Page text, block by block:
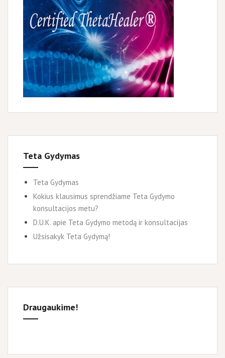
Teta Gydymas
Teta Gydymas
Kokius klausimus sprendžiame Teta Gydymo
konsultacijos metu?
D.U.K. apie Teta Gydymo metodą ir konsultacijas
Užsisakyk Teta Gydymą!
Draugaukime!